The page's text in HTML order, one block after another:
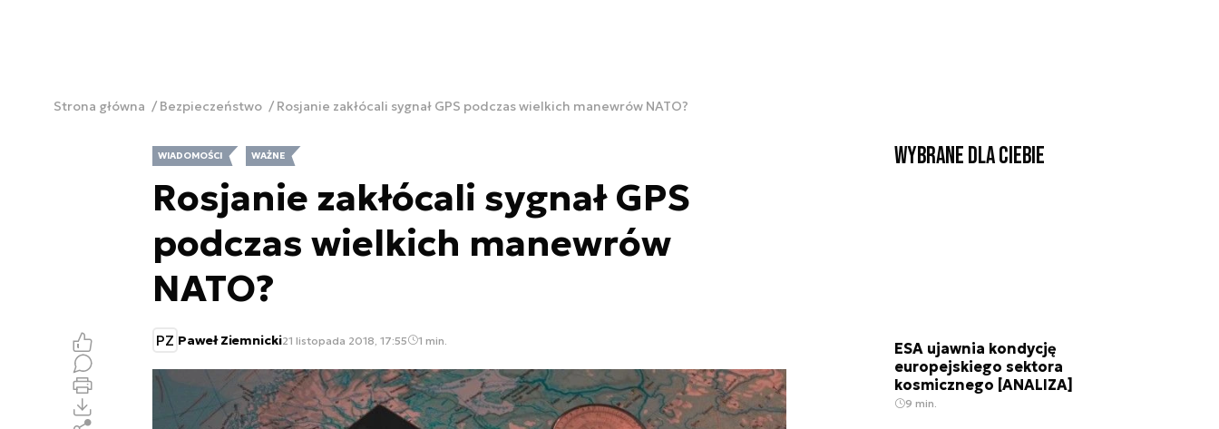
Strona główna Bezpieczeństwo Rosjanie zakłócali sygnał GPS podczas wielkich manewrów NATO?
WIADOMOŚCI WAŻNE
Rosjanie zakłócali sygnał GPS
podczas wielkich manewrów
NATO?
PZ Paweł Ziemnicki21 listopada 2018, 17:55 1 min.
Wybrane dla Ciebie
ESA ujawnia kondycję
europejskiego sektora
kosmicznego [ANALIZA]
9 min.